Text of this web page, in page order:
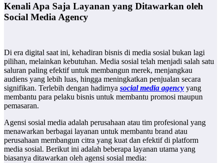
Kenali Apa Saja Layanan yang Ditawarkan oleh
Social Media Agency
Di era digital saat ini, kehadiran bisnis di media sosial bukan lagi
pilihan, melainkan kebutuhan. Media sosial telah menjadi salah satu
saluran paling efektif untuk membangun merek, menjangkau
audiens yang lebih luas, hingga meningkatkan penjualan secara
signifikan. Terlebih dengan hadirnya social media agency yang
membantu para pelaku bisnis untuk membantu promosi maupun
pemasaran.
Agensi sosial media adalah perusahaan atau tim profesional yang
menawarkan berbagai layanan untuk membantu brand atau
perusahaan membangun citra yang kuat dan efektif di platform
media sosial. Berikut ini adalah beberapa layanan utama yang
biasanya ditawarkan oleh agensi sosial media: